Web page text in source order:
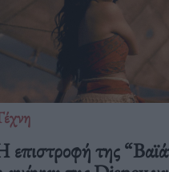
επιστροφή της